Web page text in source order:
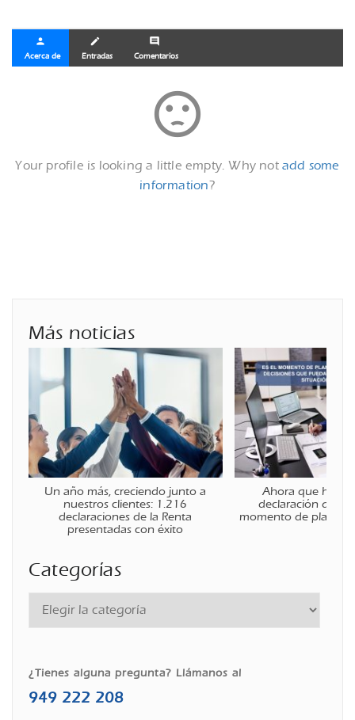
person
Acerca de
create
Entradas
comment
Comentarios
sentiment_dissatisfied
Your profile is looking a little empty. Why not add some
information?
Más noticias
Un año más, creciendo junto a
nuestros clientes: 1.216
declaraciones de la Renta
presentadas con éxito
Ahora que ha
declaración de la
momento de
Categorías
¿Tienes alguna pregunta? Llámanos al
949 222 208